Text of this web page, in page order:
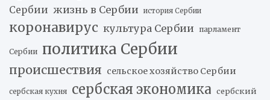
Сербии жизнь в Сербии история Сербии
коронавирус культура Сербии парламент
Сербии политика Сербии
происшествия сельское хозяйство Сербии
сербская кухня сербская экономика сербский